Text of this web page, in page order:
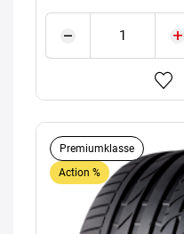
Premiumklasse
Action %